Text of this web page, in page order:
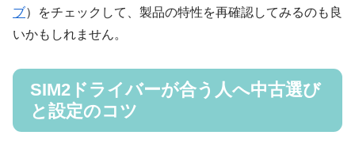
ブ）をチェックして、製品の特性を再確認してみるのも良
いかもしれません。
SIM2ドライバーが合う人へ中古選び
と設定のコツ